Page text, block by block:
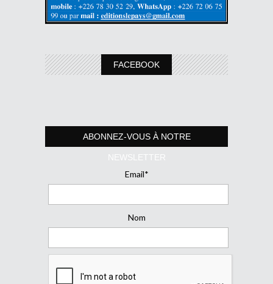
FACEBOOK
ABONNEZ-VOUS À NOTRE
NEWSLETTER
Email*
Nom